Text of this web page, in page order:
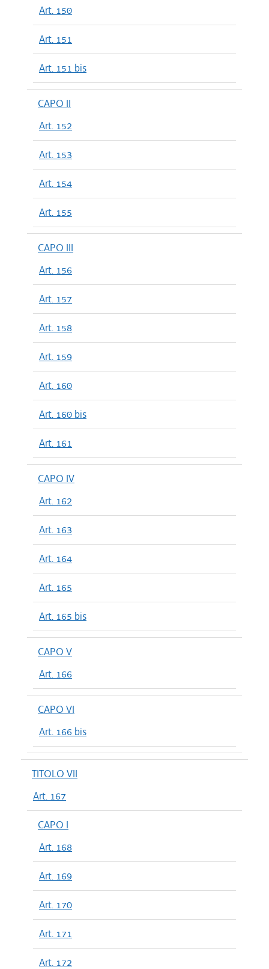
Art. 150
Art. 151
Art. 151 bis
CAPO II
Art. 152
Art. 153
Art. 154
Art. 155
CAPO III
Art. 156
Art. 157
Art. 158
Art. 159
Art. 160
Art. 160 bis
Art. 161
CAPO IV
Art. 162
Art. 163
Art. 164
Art. 165
Art. 165 bis
CAPO V
Art. 166
CAPO VI
Art. 166 bis
TITOLO VII
Art. 167
CAPO I
Art. 168
Art. 169
Art. 170
Art. 171
Art. 172